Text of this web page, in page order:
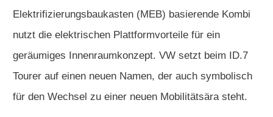
Elektrifizierungsbaukasten (MEB) basierende Kombi
nutzt die elektrischen Plattformvorteile für ein
geräumiges Innenraumkonzept. VW setzt beim ID.7
Tourer auf einen neuen Namen, der auch symbolisch
für den Wechsel zu einer neuen Mobilitätsära steht.